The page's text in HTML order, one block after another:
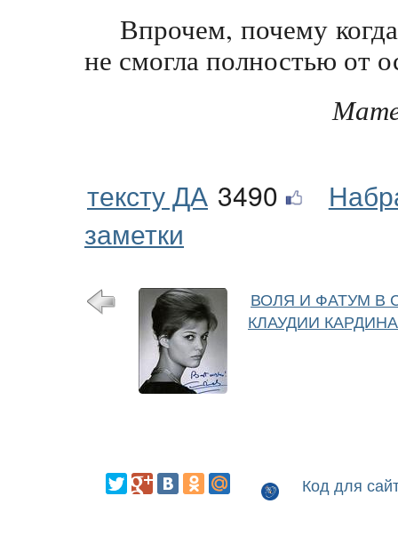
Впрочем, почему
не смогла полностью от
тексту ДА 3490
заметки
ВОЛЯ И ФАТУМ В
КЛАУДИИ
Код для